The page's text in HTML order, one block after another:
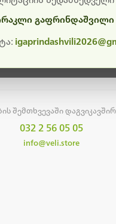
შემთხვევაში
032 2 56 05 05
info@veli.store
გაფრინდაშვილი